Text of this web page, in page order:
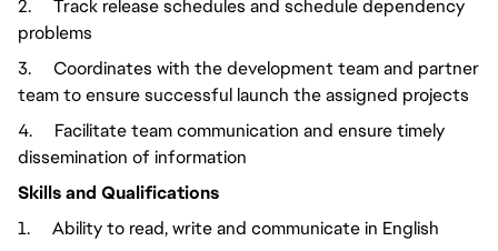
2. Track release schedules and schedule dependency
problems
3. Coordinates with the development team and partner
team to ensure successful launch the assigned projects
4. Facilitate team communication and ensure timely
dissemination of information
Skills and Qualifications
1. Ability to read, write and communicate in English